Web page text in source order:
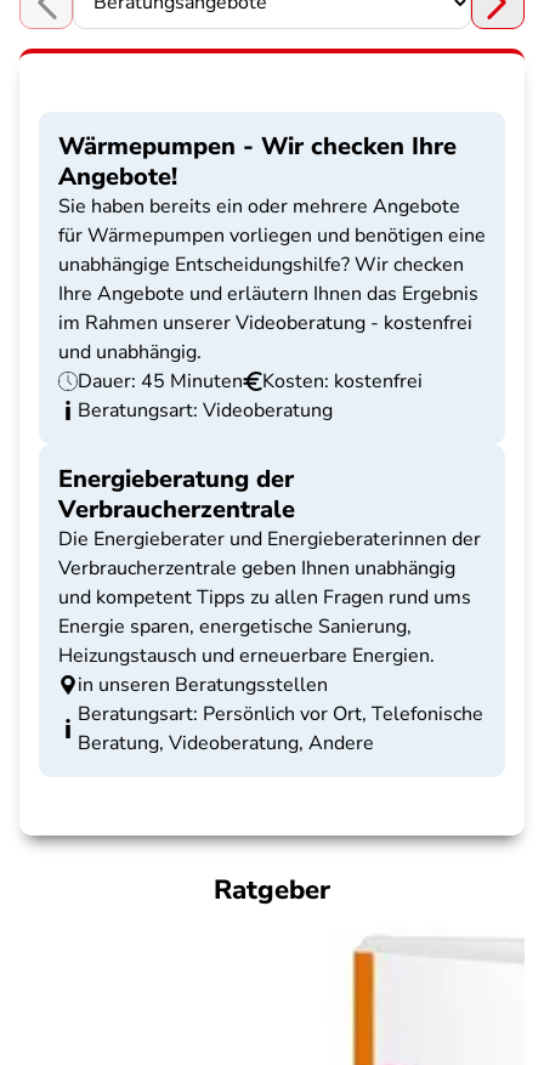
Choose a section
Wärmepumpen - Wir checken Ihre
Angebote!
Sie haben bereits ein oder mehrere Angebote
für Wärmepumpen vorliegen und benötigen eine
unabhängige Entscheidungshilfe? Wir checken
Ihre Angebote und erläutern Ihnen das Ergebnis
im Rahmen unserer Videoberatung - kostenfrei
und unabhängig.
Dauer: 45 Minuten
Kosten: kostenfrei
Beratungsart: Videoberatung
Energieberatung der
Verbraucherzentrale
Die Energieberater und Energieberaterinnen der
Verbraucherzentrale geben Ihnen unabhängig
und kompetent Tipps zu allen Fragen rund ums
Energie sparen, energetische Sanierung,
Heizungstausch und erneuerbare Energien.
in unseren Beratungsstellen
Beratungsart: Persönlich vor Ort, Telefonische
Beratung, Videoberatung, Andere
Ratgeber